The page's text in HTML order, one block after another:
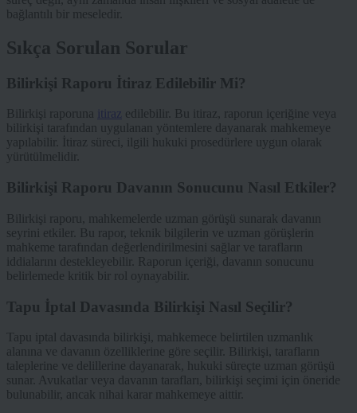
bağlantılı bir meseledir.
Sıkça Sorulan Sorular
Bilirkişi Raporu İtiraz Edilebilir Mi?
Bilirkişi raporuna itiraz edilebilir. Bu itiraz, raporun içeriğine veya
bilirkişi tarafından uygulanan yöntemlere dayanarak mahkemeye
yapılabilir. İtiraz süreci, ilgili hukuki prosedürlere uygun olarak
yürütülmelidir.
Bilirkişi Raporu Davanın Sonucunu Nasıl Etkiler?
Bilirkişi raporu, mahkemelerde uzman görüşü sunarak davanın
seyrini etkiler. Bu rapor, teknik bilgilerin ve uzman görüşlerin
mahkeme tarafından değerlendirilmesini sağlar ve tarafların
iddialarını destekleyebilir. Raporun içeriği, davanın sonucunu
belirlemede kritik bir rol oynayabilir.
Tapu İptal Davasında Bilirkişi Nasıl Seçilir?
Tapu iptal davasında bilirkişi, mahkemece belirtilen uzmanlık
alanına ve davanın özelliklerine göre seçilir. Bilirkişi, tarafların
taleplerine ve delillerine dayanarak, hukuki süreçte uzman görüşü
sunar. Avukatlar veya davanın tarafları, bilirkişi seçimi için öneride
bulunabilir, ancak nihai karar mahkemeye aittir.